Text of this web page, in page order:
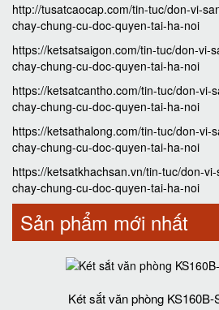
http://tusatcaocap.com/tin-tuc/don-vi-
chay-chung-cu-doc-quyen-tai-ha-noi
https://ketsatsaigon.com/tin-tuc/don-vi-
chay-chung-cu-doc-quyen-tai-ha-noi
https://ketsatcantho.com/tin-tuc/don-vi-
chay-chung-cu-doc-quyen-tai-ha-noi
https://ketsathalong.com/tin-tuc/don-vi-
chay-chung-cu-doc-quyen-tai-ha-noi
https://ketsatkhachsan.vn/tin-tuc/don-
chay-chung-cu-doc-quyen-tai-ha-noi
Sản phẩm mới nhất
Két sắt văn phòng